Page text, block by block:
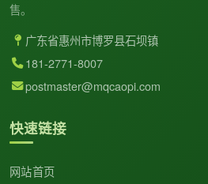
售。
广东省惠州市博罗县石坝镇
181-2771-8007
postmaster@mqcaopi.com
快速链接
网站首页